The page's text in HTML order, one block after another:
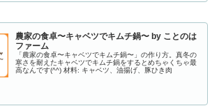
農家の食卓〜キャベツでキムチ鍋〜 by ことのは
ファーム
「農家の食卓〜キャベツでキムチ鍋〜」の作り方。真冬の
寒さを耐えたキャベツでキムチ鍋をするとめちゃくちゃ最
高なんです(^^) 材料: キャベツ、油揚げ、豚ひき肉